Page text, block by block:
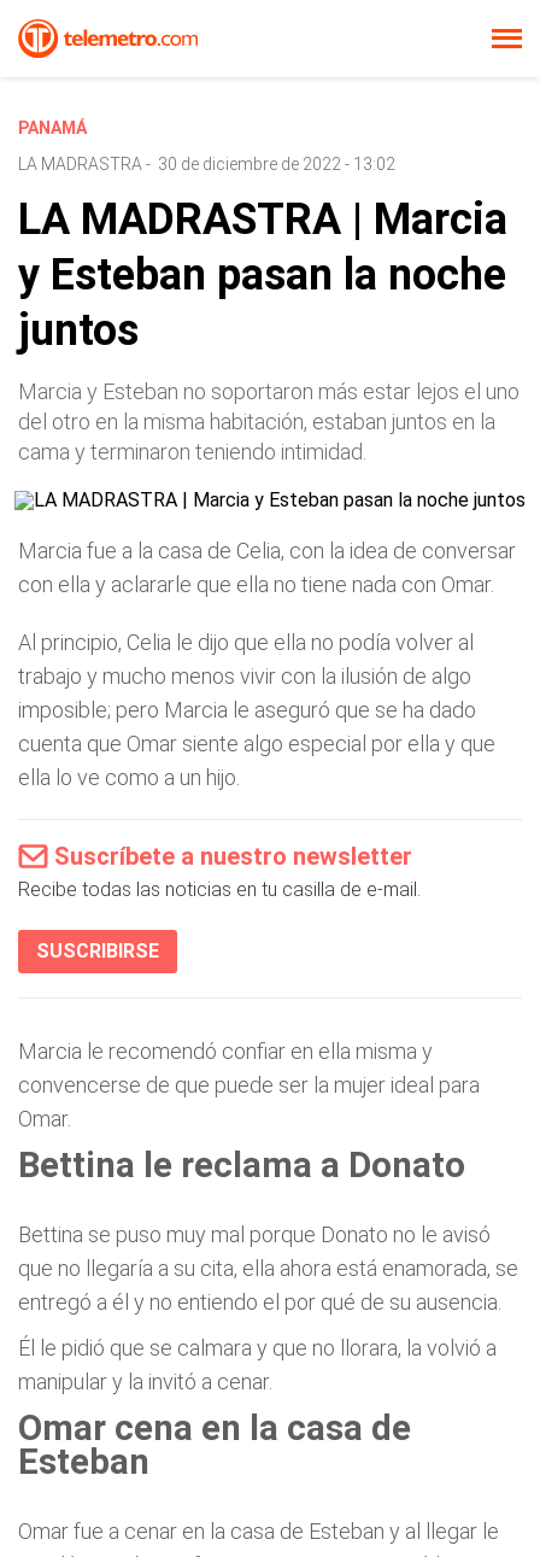
PANAMÁ
LA MADRASTRA - 30 de diciembre de 2022 - 13:02
LA MADRASTRA | Marcia
y Esteban pasan la noche
juntos
Marcia y Esteban no soportaron más estar lejos el uno
del otro en la misma habitación, estaban juntos en la
cama y terminaron teniendo intimidad.
Marcia fue a la casa de Celia, con la idea de conversar
con ella y aclararle que ella no tiene nada con Omar.
Al principio, Celia le dijo que ella no podía volver al
trabajo y mucho menos vivir con la ilusión de algo
imposible; pero Marcia le aseguró que se ha dado
cuenta que Omar siente algo especial por ella y que
ella lo ve como a un hijo.
Suscríbete a nuestro newsletter
Recibe todas las noticias en tu casilla de e-mail.
SUSCRIBIRSE
Marcia le recomendó confiar en ella misma y
convencerse de que puede ser la mujer ideal para
Omar.
Bettina le reclama a Donato
Bettina se puso muy mal porque Donato no le avisó
que no llegaría a su cita, ella ahora está enamorada, se
entregó a él y no entiendo el por qué de su ausencia.
Él le pidió que se calmara y que no llorara, la volvió a
manipular y la invitó a cenar.
Omar cena en la casa de
Esteban
Omar fue a cenar en la casa de Esteban y al llegar le